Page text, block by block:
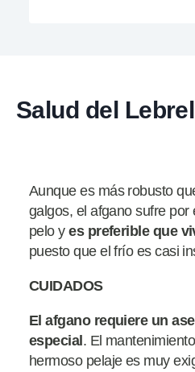
Salud del
Aunque es más robusto
galgos, el afgano sufre por
pelo yes preferible que
puesto que el frío es casi
CUIDADOS
El afgano requiere un
especial . El
hermoso pelaje es muy